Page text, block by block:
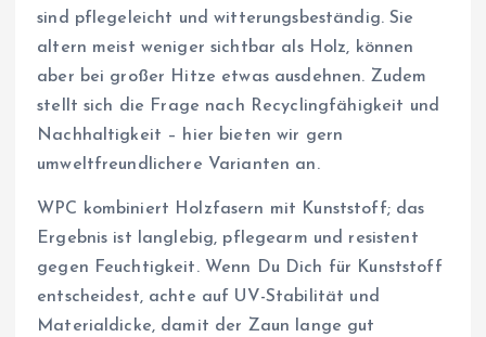
sind pflegeleicht und witterungsbeständig. Sie
altern meist weniger sichtbar als Holz, können
aber bei großer Hitze etwas ausdehnen. Zudem
stellt sich die Frage nach Recyclingfähigkeit und
Nachhaltigkeit – hier bieten wir gern
umweltfreundlichere Varianten an.
WPC kombiniert Holzfasern mit Kunststoff; das
Ergebnis ist langlebig, pflegearm und resistent
gegen Feuchtigkeit. Wenn Du Dich für Kunststoff
entscheidest, achte auf UV-Stabilität und
Materialdicke, damit der Zaun lange gut